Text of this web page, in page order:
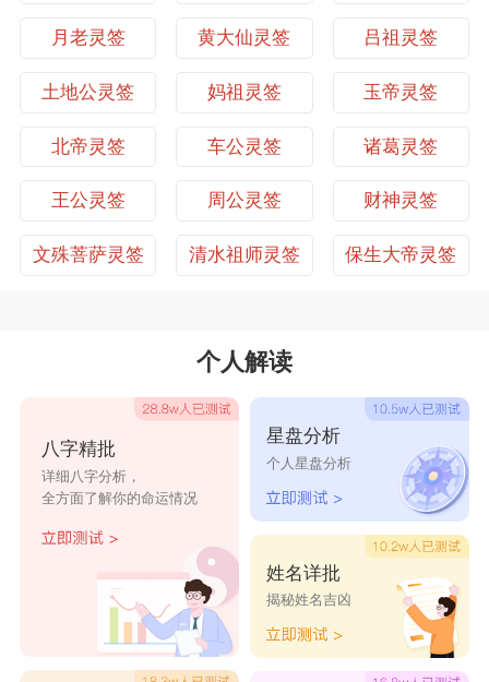
讨债还钱：日子已经很难过了，哪有钱还债？
搬家移居：本来好好的，何必去找麻烦？
天不从人愿，有福无财，凡事必须尽人事，听天命，一切
许有改观的机会。
保生大帝灵签第29签 保生大帝灵签第30签
保生大帝灵签第31签 保生大帝灵签第32签
保生大帝灵签第43签 保生大帝灵签第44签
保生大帝灵签第45签 保生大帝灵签第46签
保生大帝灵签第47签 保生大帝灵签第48签
保生大帝灵签第49签 保生大帝灵签第50签
保生大帝灵签第51签 保生大帝灵签第52签
保生大帝灵签第53签 保生大帝灵签第54签
保生大帝灵签第55签 保生大帝灵签第56签
月老灵签 黄大仙灵签 吕祖灵签
土地公灵签 妈祖灵签 玉帝灵签
北帝灵签 车公灵签 诸葛灵签
王公灵签 周公灵签 财神灵签
文殊菩萨灵签 清水祖师灵签 保生大帝灵签
个人解读
八字精批
详细八字分析，
全方面了解你的命运情况
星盘分析
个人星盘分析
姓名详批
揭秘姓名吉凶